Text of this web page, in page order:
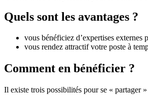
Quels sont les avantages ?
vous bénéficiez d’expertises
vous rendez attractif votre poste à
Comment en bénéficier ?
Il existe trois possibilités pour se « partager